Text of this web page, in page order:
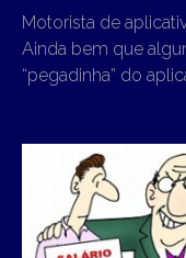
Motorista de
Ainda bem que
“pegadinha” do